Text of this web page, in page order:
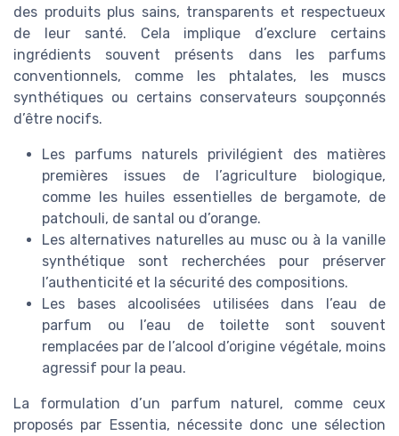
des produits plus sains, transparents et respectueux
de leur santé. Cela implique d’exclure certains
ingrédients souvent présents dans les parfums
conventionnels, comme les phtalates, les muscs
synthétiques ou certains conservateurs soupçonnés
d’être nocifs.
Les parfums naturels privilégient des matières
premières issues de l’agriculture biologique,
comme les huiles essentielles de bergamote, de
patchouli, de santal ou d’orange.
Les alternatives naturelles au musc ou à la vanille
synthétique sont recherchées pour préserver
l’authenticité et la sécurité des compositions.
Les bases alcoolisées utilisées dans l’eau de
parfum ou l’eau de toilette sont souvent
remplacées par de l’alcool d’origine végétale, moins
agressif pour la peau.
La formulation d’un parfum naturel, comme ceux
proposés par Essentia, nécessite donc une sélection